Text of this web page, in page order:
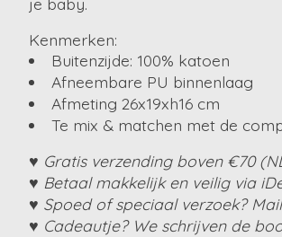
Kenmerken:
Buitenzijde: 100% katoen
Afneembare PU binnenlaag
Afmeting 26x19xh16 cm
Te mix & matchen met de
♥ Gratis verzending boven €70
♥ Betaal makkelijk en veilig via
♥ Spoed of speciaal verzoek?
♥ Cadeautje? We schrijven de